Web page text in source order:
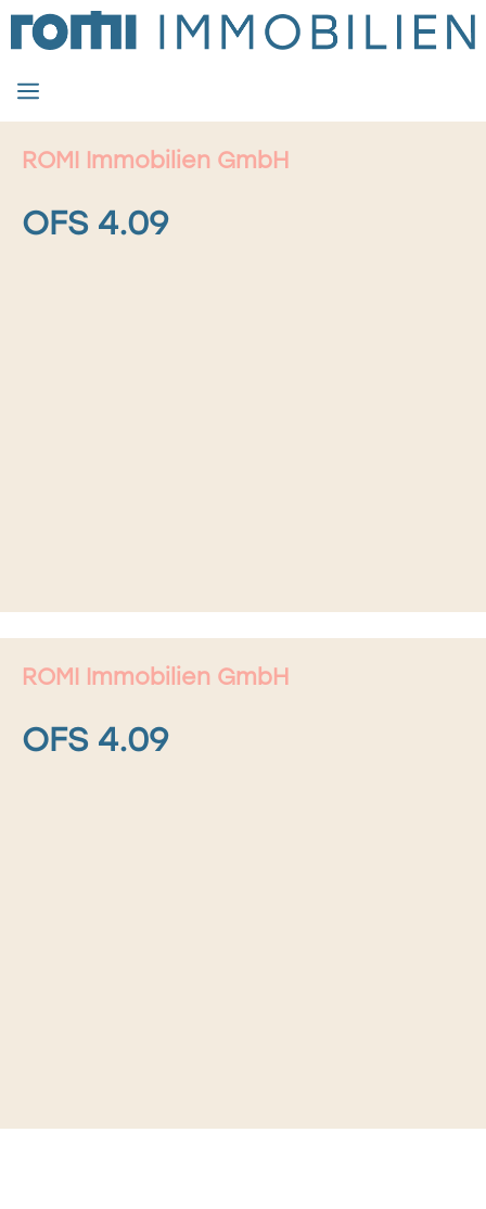
Zum
Inhalt
springen
MENÜ
ROMI Immobilien GmbH
OFS 4.09
ROMI Immobilien GmbH
OFS 4.09